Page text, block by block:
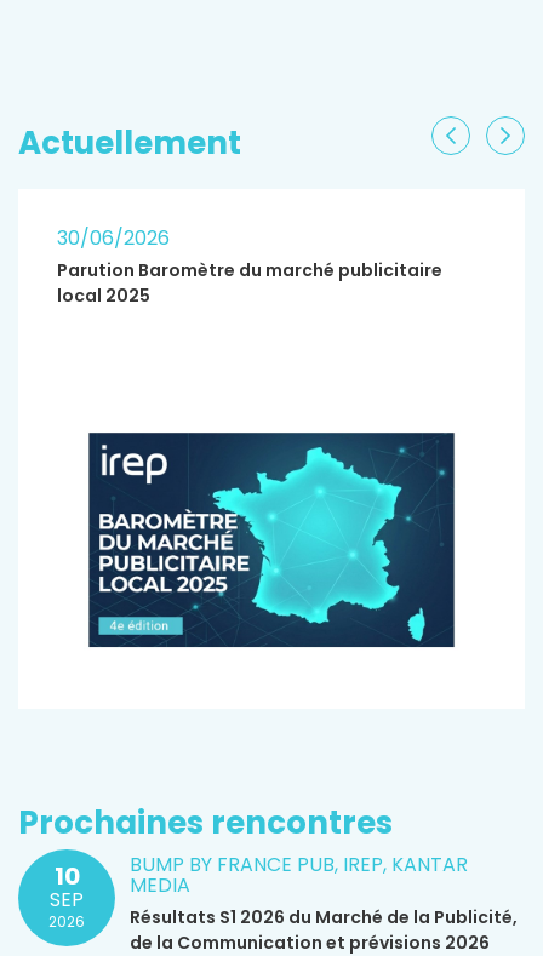
Actuellement
30/06/2026
Parution Baromètre du marché publicitaire
local 2025
Prochaines rencontres
10
SEP
2026
BUMP BY FRANCE PUB, IREP, KANTAR
MEDIA
Résultats S1 2026 du Marché de la Publicité,
de la Communication et prévisions 2026